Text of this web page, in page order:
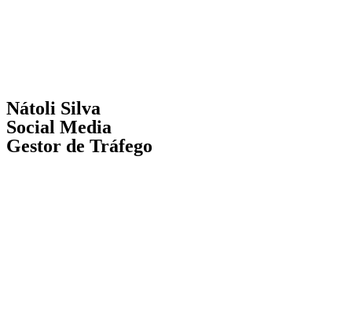
Nátoli Silva
Social Media
Gestor de Tráfego